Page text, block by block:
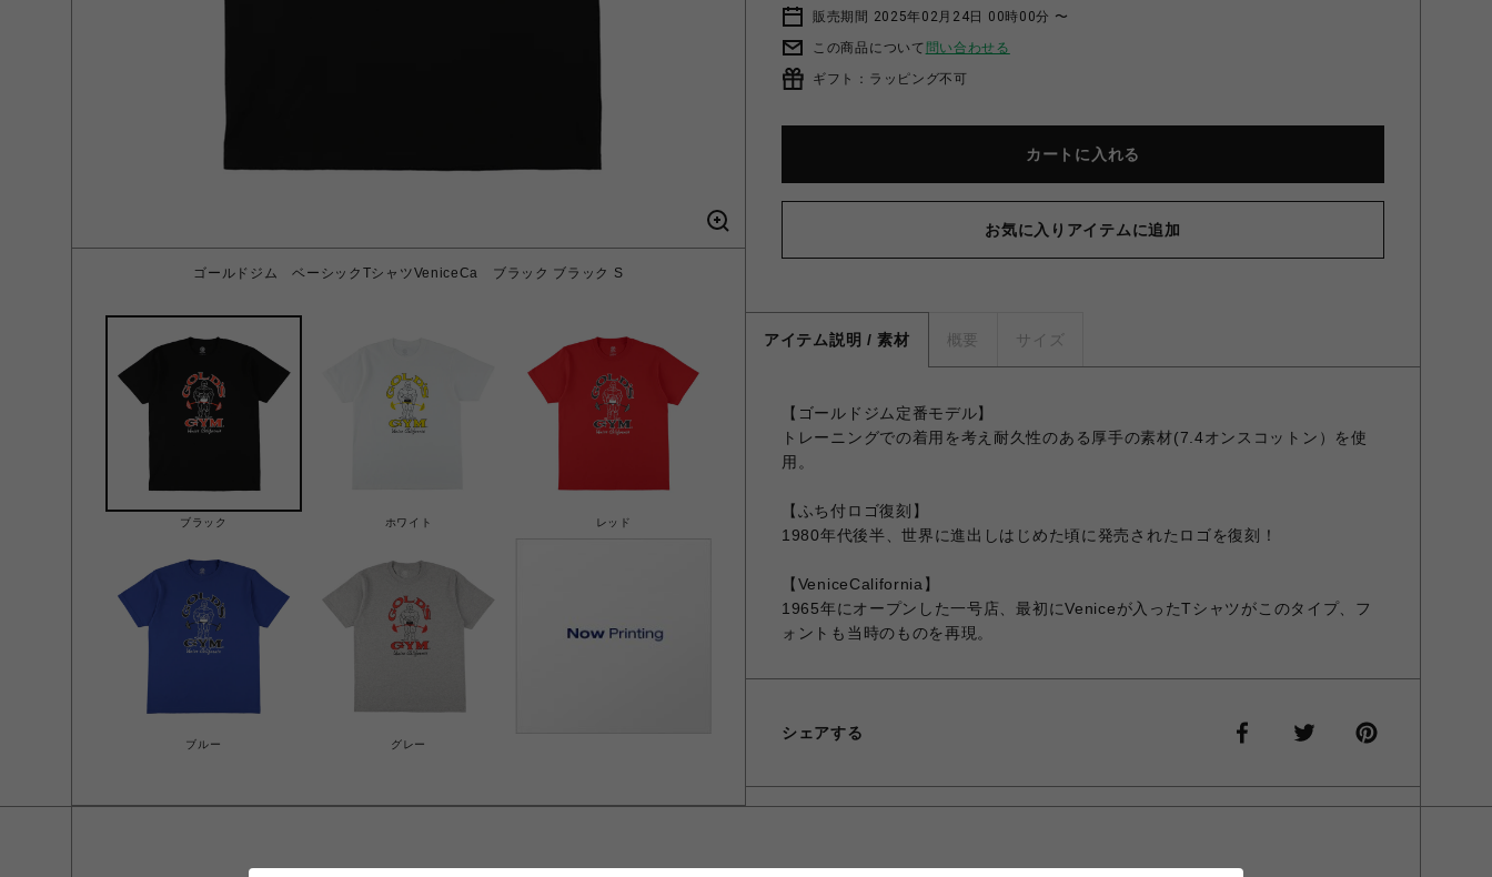
ゴールドジム ベーシックTシャツVeniceCa ブラック ブラック S
ブラック ホワイト レッド
ブルー グレー
販売期間 2025年02月24日 00時00分 〜
この商品について 問い合わせる
ギフト：ラッピング不可
カートに入れる
お気に入りアイテムに追加
アイテム説明 / 素材 概要 サイズ
【ゴールドジム定番モデル】
トレーニングでの着用を考え耐久性のある厚手の素材(7.4オンスコットン）を使
用。
【ふち付ロゴ復刻】
1980年代後半、世界に進出しはじめた頃に発売されたロゴを復刻！
【VeniceCalifornia】
1965年にオープンした一号店、最初にVeniceが入ったTシャツがこのタイプ、フ
ォントも当時のものを再現。
シェアする